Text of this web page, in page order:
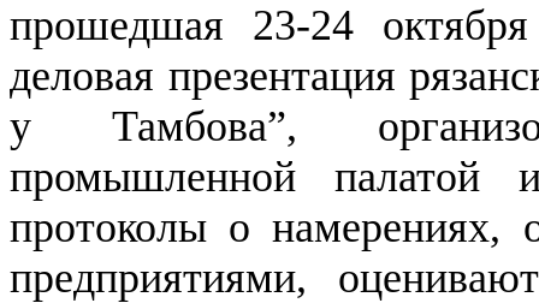
прошедшая 23-24
деловая презентация
у Тамбова”,
промышленной палатой
протоколы о намерениях,
предприятиями,